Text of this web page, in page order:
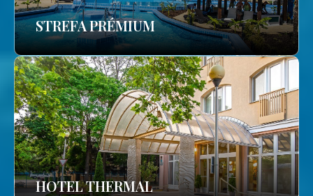
STREFA PRÉMIUM
HOTEL THERMAL